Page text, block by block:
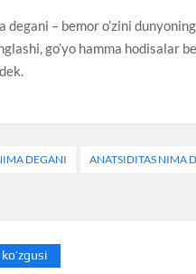
degani – bemor o’zini dunyoning
go’yo hamma hodisalar
DEGANI ANATSIDITAS NIMA